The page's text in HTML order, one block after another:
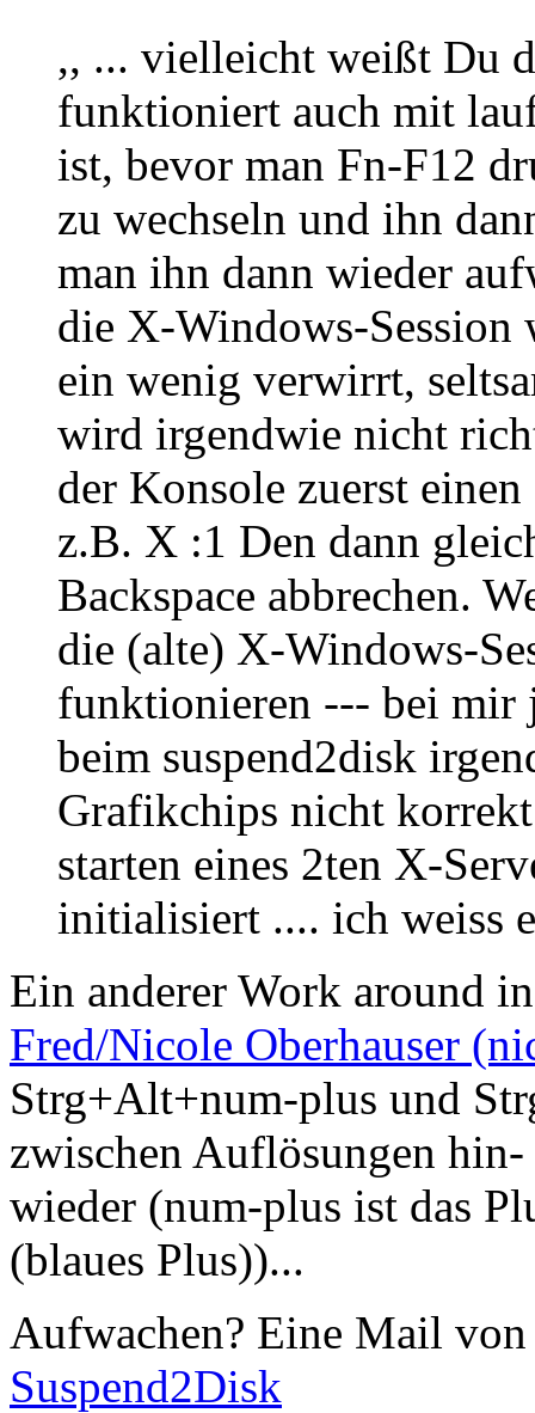
,, ... vielleicht weißt Du
funktioniert auch mit
ist, bevor man Fn-F12
zu wechseln und ihn
man ihn dann wieder
die X-Windows-Session
ein wenig verwirrt,
wird irgendwie nicht
der Konsole zuerst
z.B. X :1 Den dann
Backspace abbrechen.
die (alte) X-Windows-
funktionieren --- bei
beim suspend2disk
Grafikchips nicht
starten eines 2ten X-
initialisiert .... ich weiss
Ein anderer Work around
Fred/Nicole Oberhauser
Strg+Alt+num-plus und
zwischen Auflösungen
wieder (num-plus ist das
(blaues Plus))...
Aufwachen? Eine Mail von
Suspend2Disk